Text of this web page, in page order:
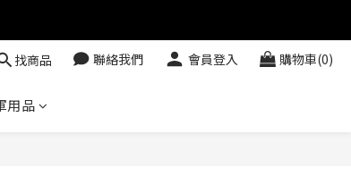
找商品 聯絡我們 會員登入 購物車(0)
用品